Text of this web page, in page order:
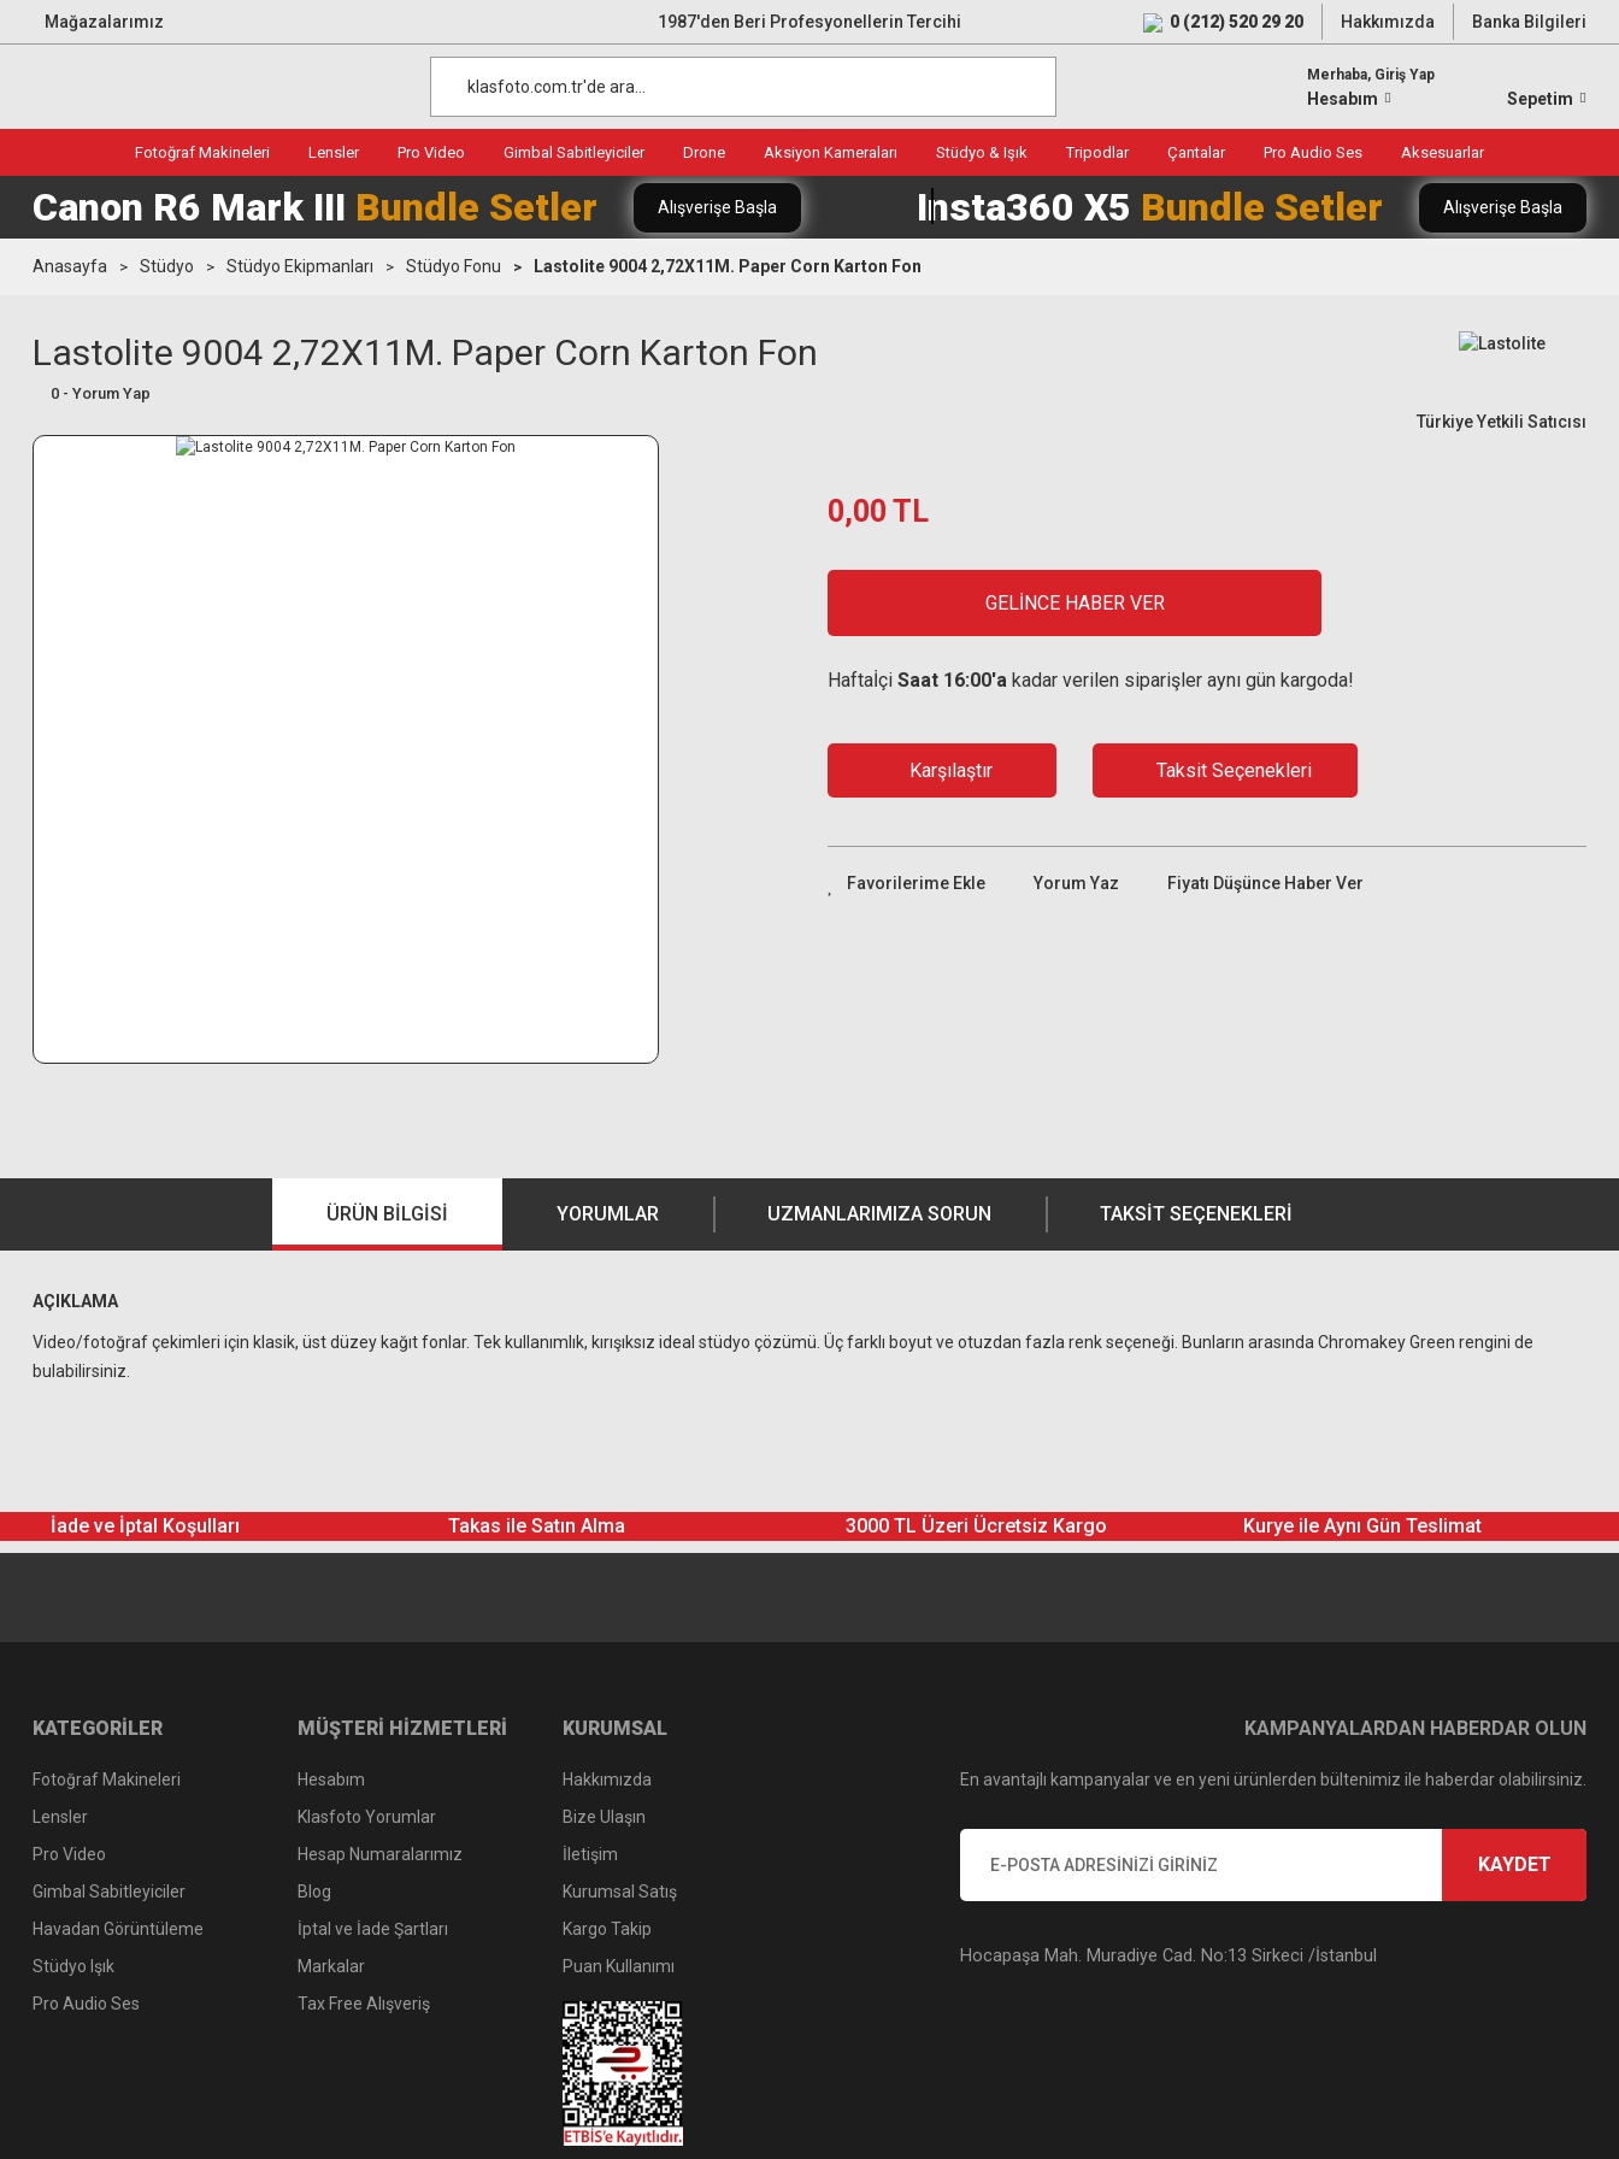
Mağazalarımız 1987'den Beri Profesyonellerin Tercihi 0 (212) 520 29 20 Hakkımızda Banka Bilgileri
Merhaba, Giriş Yap
Hesabım Sepetim
Fotoğraf Makineleri Lensler Pro Video Gimbal Sabitleyiciler Drone Aksiyon Kameraları Stüdyo & Işık Tripodlar Çantalar Pro Audio Ses Aksesuarlar
Canon R6 Mark III Bundle Setler Alışverişe Başla Insta360 X5 Bundle Setler Alışverişe Başla
Anasayfa Stüdyo Stüdyo Ekipmanları Stüdyo Fonu Lastolite 9004 2,72X11M. Paper Corn Karton Fon
Lastolite 9004 2,72X11M. Paper Corn Karton Fon
0 - Yorum Yap
Türkiye Yetkili Satıcısı
0,00 TL
GELİNCE HABER VER
Haftaİçi Saat 16:00'a kadar verilen siparişler aynı gün kargoda!
Karşılaştır Taksit Seçenekleri
Yorum Yaz Fiyatı Düşünce Haber Ver
ÜRÜN BILGISI YORUMLAR UZMANLARIMIZA SORUN TAKSIT SEÇENEKLERI
AÇIKLAMA
Video/fotoğraf çekimleri için klasik, üst düzey kağıt fonlar. Tek kullanımlık, kırışıksız ideal stüdyo çözümü. Üç farklı boyut ve otuzdan fazla renk seçeneği. Bunların arasında Chromakey Green rengini de
bulabilirsiniz.
İade ve İptal Koşulları Takas ile Satın Alma 3000 TL Üzeri Ücretsiz Kargo Kurye ile Aynı Gün Teslimat
KATEGORİLER
Fotoğraf Makineleri
Lensler
Pro Video
Gimbal Sabitleyiciler
Havadan Görüntüleme
Stüdyo Işık
Pro Audio Ses
MÜŞTERİ HİZMETLERİ
Hesabım
Klasfoto Yorumlar
Hesap Numaralarımız
Blog
İptal ve İade Şartları
Markalar
Tax Free Alışveriş
KURUMSAL
Hakkımızda
Bize Ulaşın
İletişim
Kurumsal Satış
Kargo Takip
Puan Kullanımı
KAMPANYALARDAN HABERDAR OLUN
En avantajlı kampanyalar ve en yeni ürünlerden bültenimiz ile haberdar olabilirsiniz.
KAYDET
Hocapaşa Mah. Muradiye Cad. No:13 Sirkeci /İstanbul